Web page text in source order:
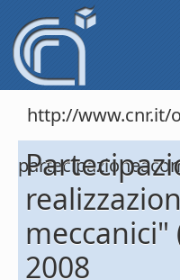
http://www.cnr.it/
meccanici"
2008